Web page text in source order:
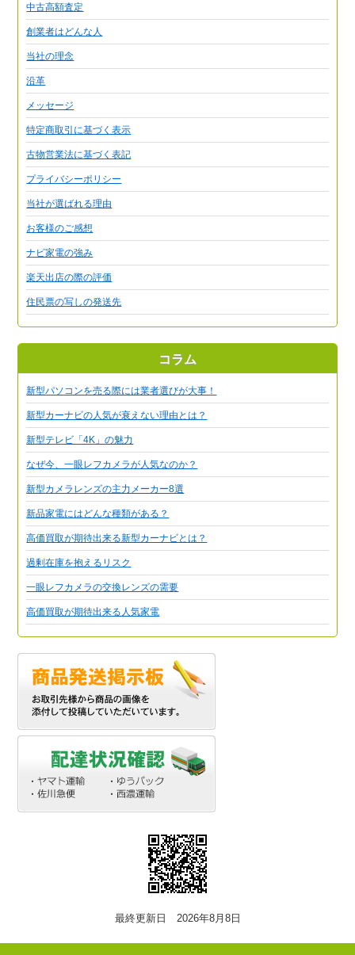
中古高額査定
創業者はどんな人
当社の理念
沿革
メッセージ
特定商取引に基づく表示
古物営業法に基づく表記
プライバシーポリシー
当社が選ばれる理由
お客様のご感想
ナビ家電の強み
楽天出店の際の評価
住民票の写しの発送先
コラム
新型パソコンを売る際には業者選びが大事！
新型カーナビの人気が衰えない理由とは？
新型テレビ「4K」の魅力
なぜ今、一眼レフカメラが人気なのか？
新型カメラレンズの主力メーカー8選
新品家電にはどんな種類がある？
高価買取が期待出来る新型カーナビとは？
過剰在庫を抱えるリスク
一眼レフカメラの交換レンズの需要
高価買取が期待出来る人気家電
最終更新日 2026年8月8日